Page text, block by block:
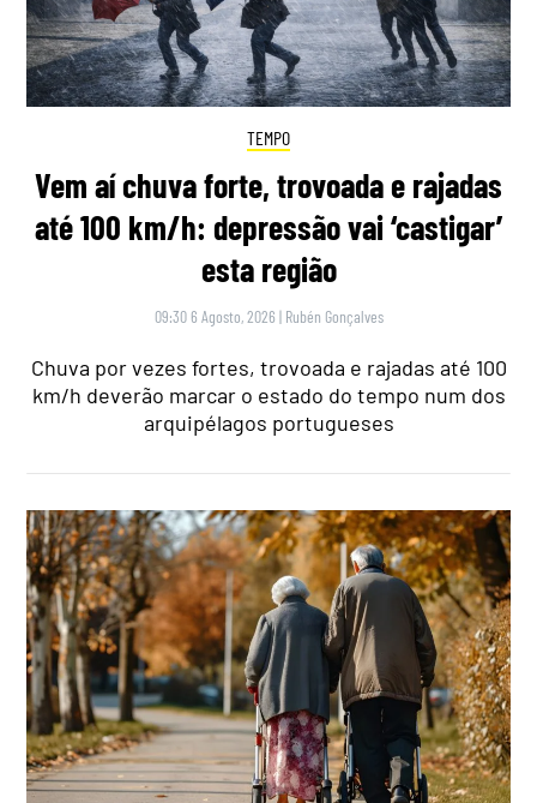
TEMPO
Vem aí chuva forte, trovoada e rajadas
até 100 km/h: depressão vai ‘castigar’
esta região
09:30 6 Agosto, 2026 | Rubén Gonçalves
Chuva por vezes fortes, trovoada e rajadas até 100
km/h deverão marcar o estado do tempo num dos
arquipélagos portugueses